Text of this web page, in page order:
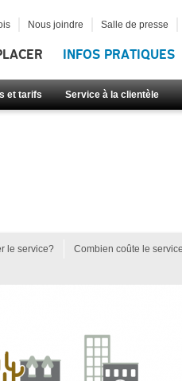
INFOS PRATIQUES
et tarifs Service à la clientèle
Nous joindre Salle de presse
le service? Combien coûte le